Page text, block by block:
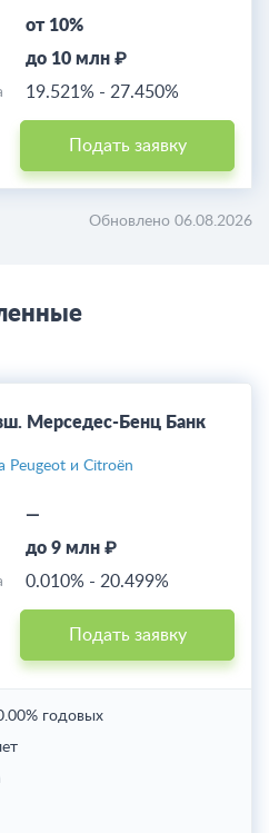
от 10%
до 10 млн ₽
19.521% - 27.450%
Подать заявку
Обновлено 06.08.2026
Мерседес-Бенц Банк
Peugeot и Citroёn
—
до 9 млн ₽
0.010% - 20.499%
Подать заявку
годовых